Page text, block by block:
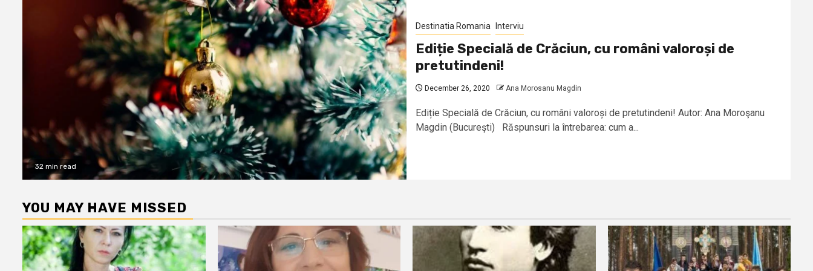
32 min read
Destinatia Romania Interviu
Ediție Specială de Crăciun, cu români valoroși de
pretutindeni!
December 26, 2020 Ana Morosanu Magdin
Ediție Specială de Crăciun, cu români valoroși de pretutindeni! Autor: Ana Moroşanu
Magdin (Bucureşti) Răspunsuri la întrebarea: cum a...
YOU MAY HAVE MISSED